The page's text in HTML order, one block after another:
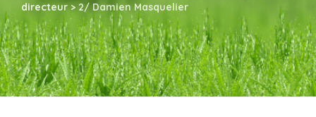
directeur > 2/ Damien Masquelier